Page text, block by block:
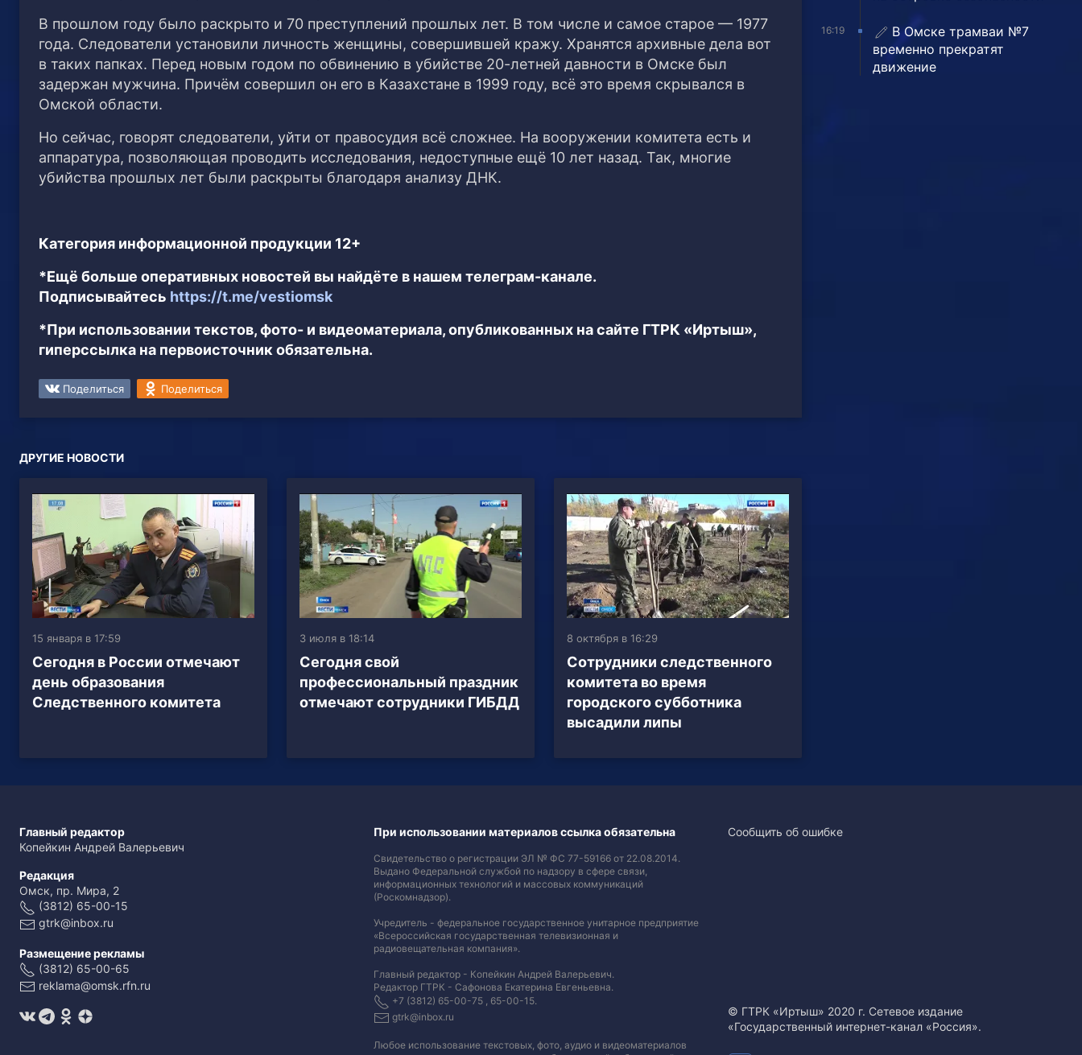
В прошлом году было раскрыто и 70 преступлений прошлых лет. В том числе и самое старое — 1977
года. Следователи установили личность женщины, совершившей кражу. Хранятся архивные дела вот
в таких папках. Перед новым годом по обвинению в убийстве 20-летней давности в Омске был
задержан мужчина. Причём совершил он его в Казахстане в 1999 году, всё это время скрывался в
Омской области.
Но сейчас, говорят следователи, уйти от правосудия всё сложнее. На вооружении комитета есть и
аппаратура, позволяющая проводить исследования, недоступные ещё 10 лет назад. Так, многие
убийства прошлых лет были раскрыты благодаря анализу ДНК.
Категория информационной продукции 12+
*Ещё больше оперативных новостей вы найдёте в нашем телеграм-канале.
Подписывайтесь https://t.me/vestiomsk
*При использовании текстов, фото- и видеоматериала, опубликованных на сайте ГТРК «Иртыш»,
гиперссылка на первоисточник обязательна.
Поделиться Поделиться
ДРУГИЕ НОВОСТИ
15 января в 17:59
Сегодня в России отмечают
день образования
Следственного комитета
3 июля в 18:14
Сегодня свой
профессиональный праздник
отмечают сотрудники ГИБДД
8 октября в 16:29
Сотрудники следственного
комитета во время
городского субботника
высадили липы
16:19
В Омске трамваи №7
временно прекратят
движение
Главный редактор
Копейкин Андрей Валерьевич
Редакция
Омск, пр. Мира, 2
(3812) 65-00-15
gtrk@inbox.ru
Размещение рекламы
(3812) 65-00-65
reklama@omsk.rfn.ru
При использовании материалов ссылка обязательна
Свидетельство о регистрации ЭЛ № ФС 77-59166 от 22.08.2014.
Выдано Федеральной службой по надзору в сфере связи,
информационных технологий и массовых коммуникаций
(Роскомнадзор).
Учредитель - федеральное государственное унитарное предприятие
«Всероссийская государственная телевизионная и
радиовещательная компания».
Главный редактор - Копейкин Андрей Валерьевич.
Редактор ГТРК - Сафонова Екатерина Евгеньевна.
+7 (3812) 65-00-75 , 65-00-15.
gtrk@inbox.ru
Любое использование текстовых, фото, аудио и видеоматериалов
Сообщить об ошибке
© ГТРК «Иртыш» 2020 г. Сетевое издание
«Государственный интернет-канал «Россия».